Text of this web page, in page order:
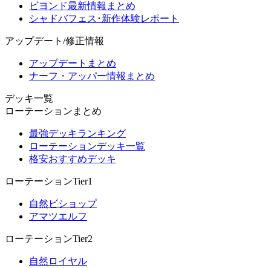
ビヨンド最新情報まとめ
シャドバフェス･新作体験レポート
アップデート/修正情報
アップデートまとめ
ナーフ・アッパー情報まとめ
デッキ一覧
ローテーションまとめ
最強デッキランキング
ローテーションデッキ一覧
格安おすすめデッキ
ローテーションTier1
自然ビショップ
アマツエルフ
ローテーションTier2
自然ロイヤル